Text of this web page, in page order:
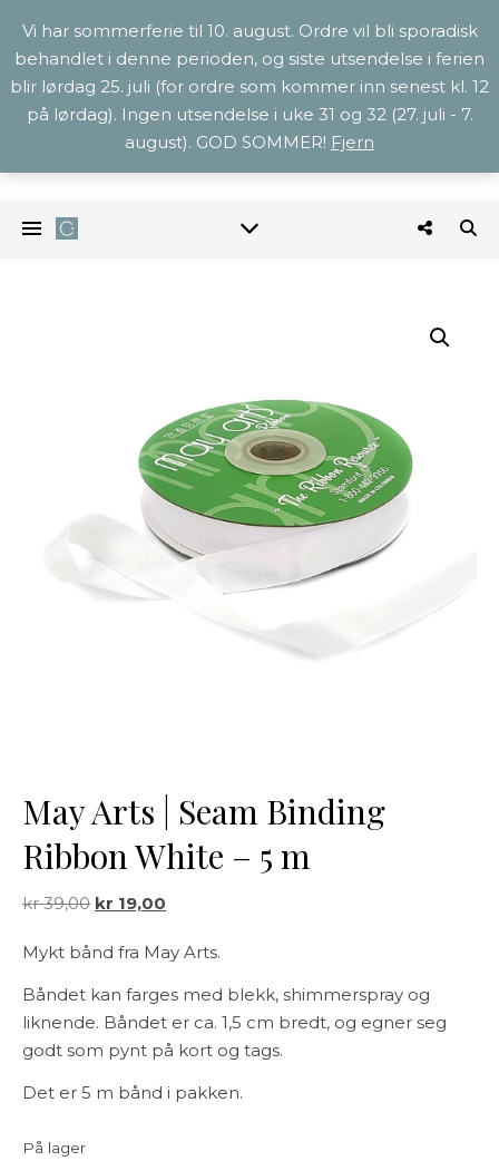
May Arts | Seam Binding
Ribbon White – 5 m
kr39,00 Opprinnelig pris var: kr 39,00.
kr 19,00
Mykt bånd fra May Arts.
Båndet kan farges med blekk, shimmerspray og
liknende. Båndet er ca. 1,5 cm bredt, og egner seg
godt som pynt på kort og tags.
Det er 5 m bånd i pakken.
På lager
Vi har sommerferie til 10. august. Ordre vil bli sporadisk
behandlet i denne perioden, og siste utsendelse i ferien
blir lørdag 25. juli (for ordre som kommer inn senest kl. 12
på lørdag). Ingen utsendelse i uke 31 og 32 (27. juli - 7.
august). GOD SOMMER! Fjern